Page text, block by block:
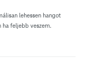
lehessen hangot
ha feljebb veszem.